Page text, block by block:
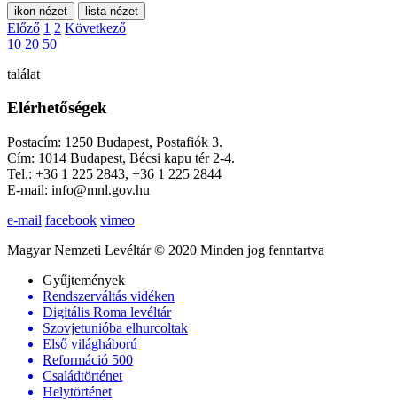
ikon nézet lista nézet
Előző 1 2 Következő
10 20 50
találat
Elérhetőségek
Postacím: 1250 Budapest, Postafiók 3.
Cím: 1014 Budapest, Bécsi kapu tér 2-4.
Tel.: +36 1 225 2843, +36 1 225 2844
E-mail: info@mnl.gov.hu
e-mail facebook vimeo
Magyar Nemzeti Levéltár © 2020 Minden jog fenntartva
Gyűjtemények
Rendszerváltás vidéken
Digitális Roma levéltár
Szovjetunióba elhurcoltak
Első világháború
Reformáció 500
Családtörténet
Helytörténet